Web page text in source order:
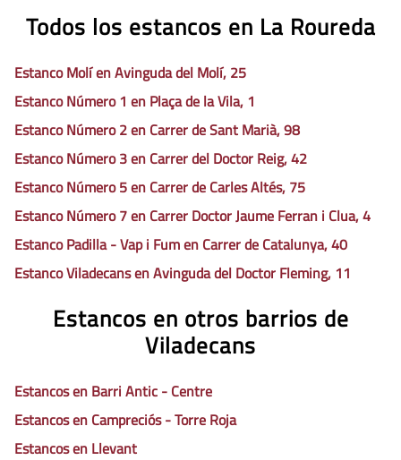
Todos los estancos en La Roureda
Estanco Molí en Avinguda del Molí, 25
Estanco Número 1 en Plaça de la Vila, 1
Estanco Número 2 en Carrer de Sant Marià, 98
Estanco Número 3 en Carrer del Doctor Reig, 42
Estanco Número 5 en Carrer de Carles Altés, 75
Estanco Número 7 en Carrer Doctor Jaume Ferran i Clua, 4
Estanco Padilla - Vap i Fum en Carrer de Catalunya, 40
Estanco Viladecans en Avinguda del Doctor Fleming, 11
Estancos en otros barrios de
Viladecans
Estancos en Barri Antic - Centre
Estancos en Campreciós - Torre Roja
Estancos en Llevant